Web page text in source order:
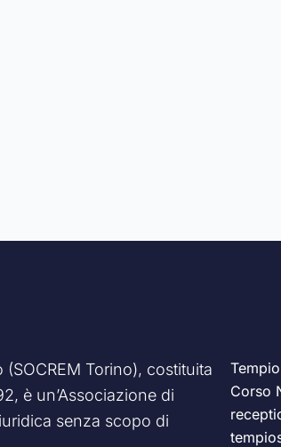
Torino), costituita
è un’Associazione di
senza scopo di
Corso